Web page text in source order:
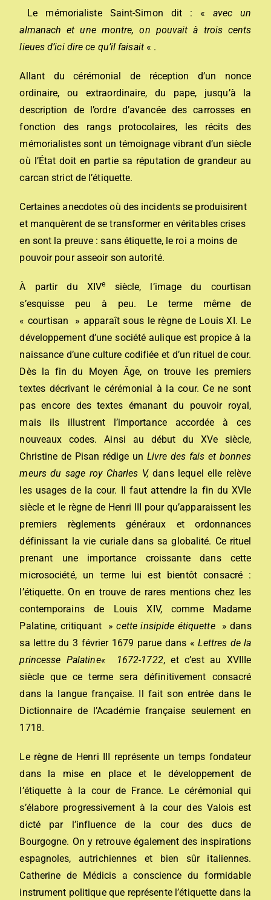
Le mémorialiste Saint-Simon dit : «avec un
almanach et une montre, on pouvait à trois cents
lieues d’ici dire ce qu’il faisait « .
Allant du cérémonial de réception d’un nonce
ordinaire, ou extraordinaire, du pape, jusqu’à la
description de l’ordre d’avancée des carrosses en
fonction des rangs protocolaires, les récits des
mémorialistes sont un témoignage vibrant d’un siècle
où l’État doit en partie sa réputation de grandeur au
carcan strict de l’étiquette.
Certaines anecdotes où des incidents se produisirent
et manquèrent de se transformer en véritables crises
en sont la preuve : sans étiquette, le roi a moins de
pouvoir pour asseoir son autorité.
À partir du XIVe
siècle, l’image du courtisan
s’esquisse peu à peu. Le terme même de
« courtisan » apparaît sous le règne de Louis XI. Le
développement d’une société aulique est propice à la
naissance d’une culture codifiée et d’un rituel de cour.
Dès la fin du Moyen Âge, on trouve les premiers
textes décrivant le cérémonial à la cour. Ce ne sont
pas encore des textes émanant du pouvoir royal,
mais ils illustrent l’importance accordée à ces
nouveaux codes. Ainsi au début du XVe siècle,
Christine de Pisan rédige unLivre des fais et bonnes
meurs du sage roy Charles V,dans lequel elle relève
les usages de la cour. Il faut attendre la fin du XVIe
siècle et le règne de Henri III pour qu’apparaissent les
premiers règlements généraux et ordonnances
définissant la vie curiale dans sa globalité. Ce rituel
prenant une importance croissante dans cette
microsociété, un terme lui est bientôt consacré :
l’étiquette. On en trouve de rares mentions chez les
contemporains de Louis XIV, comme Madame
Palatine, critiquant »cette insipide étiquette
» dans
sa lettre du 3 février 1679 parue dans «Lettres de la
princesse Palatine« 1672-1722, et c’est au XVIIIe
siècle que ce terme sera définitivement consacré
dans la langue française. Il fait son entrée dans le
Dictionnaire de l’Académie française seulement en
1718.
Le règne de Henri III représente un temps fondateur
dans la mise en place et le développement de
l’étiquette à la cour de France. Le cérémonial qui
s’élabore progressivement à la cour des Valois est
dicté par l’influence de la cour des ducs de
Bourgogne. On y retrouve également des inspirations
espagnoles, autrichiennes et bien sûr italiennes.
Catherine de Médicis a conscience du formidable
instrument politique que représente l’étiquette dans la